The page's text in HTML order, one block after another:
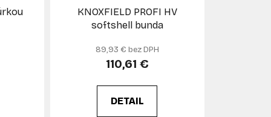
KNOXFIELD PROFI HV
softshell bunda
89,93 € bez DPH
110,61 €
DETAIL